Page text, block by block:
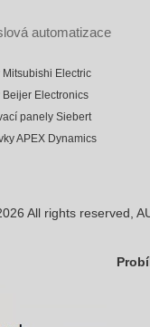
automatizace
Mitsubishi Electric
Beijer Electronics
panely Siebert
APEX Dynamics
All rights reserved,